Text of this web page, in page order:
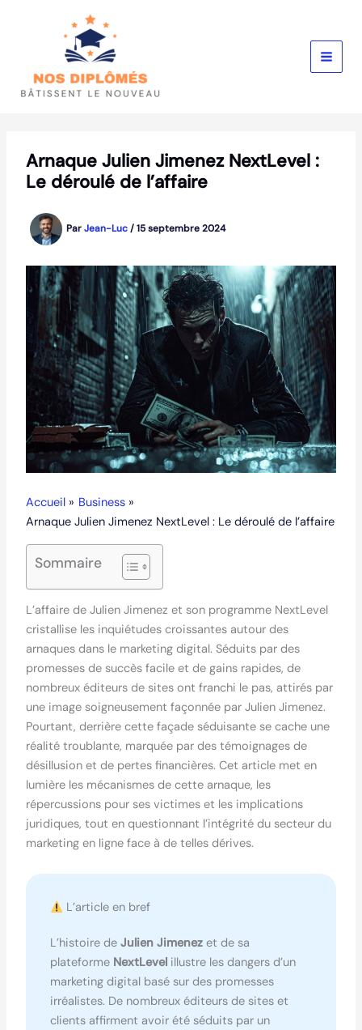
Arnaque Julien Jimenez NextLevel :
Le déroulé de l’affaire
ParJean-Luc/15 septembre 2024
Accueil
Business
Arnaque Julien Jimenez NextLevel : Le déroulé de l’affaire
Sommaire
L’affaire de Julien Jimenez et son programme NextLevel
cristallise les inquiétudes croissantes autour des
arnaques dans le marketing digital. Séduits par des
promesses de succès facile et de gains rapides, de
nombreux éditeurs de sites ont franchi le pas, attirés par
une image soigneusement façonnée par Julien Jimenez.
Pourtant, derrière cette façade séduisante se cache une
réalité troublante, marquée par des témoignages de
désillusion et de pertes financières. Cet article met en
lumière les mécanismes de cette arnaque, les
répercussions pour ses victimes et les implications
juridiques, tout en questionnant l’intégrité du secteur du
marketing en ligne face à de telles dérives.
L’article en bref
L’histoire de Julien Jimenezet de sa
plateforme NextLevelillustre les dangers d’un
marketing digital basé sur des promesses
irréalistes. De nombreux éditeurs de sites et
clients affirment avoir été séduits par un